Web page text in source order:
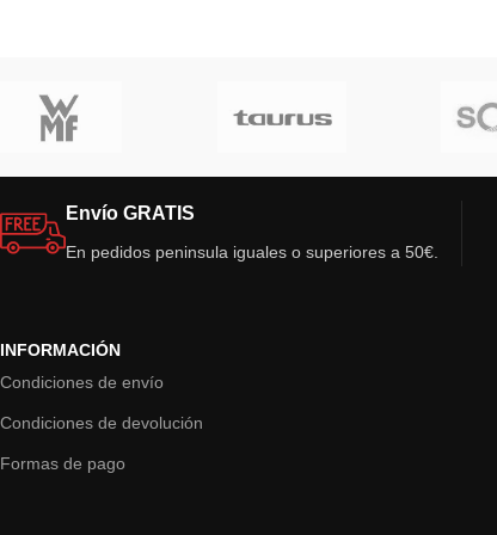
Envío GRATIS
En pedidos peninsula iguales o superiores a 50€.
INFORMACIÓN
Condiciones de envío
Condiciones de devolución
Formas de pago